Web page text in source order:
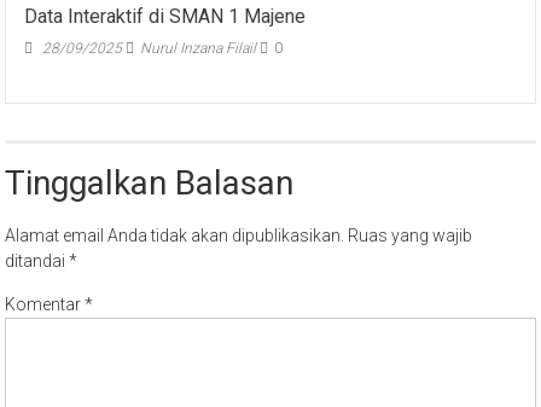
28/09/2025 Nurul Inzana Filail 0
ditandai*